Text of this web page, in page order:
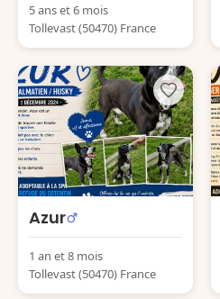
5 ans et 6 mois
Tollevast (50470) France
Azur
1 an et 8 mois
Tollevast (50470) France